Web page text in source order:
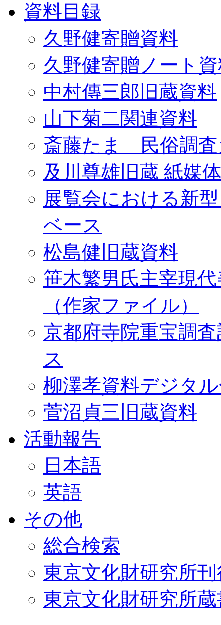
資料目録
久野健寄贈資料
久野健寄贈ノート
中村傳三郎旧蔵資料
山下菊二関連資料
斎藤たま 民俗調査
及川尊雄旧蔵 紙媒
展覧会における新
ベース
松島健旧蔵資料
笹木繁男氏主宰現
（作家ファイル）
京都府寺院重宝調
ス
柳澤孝資料デジタ
菅沼貞三旧蔵資料
活動報告
日本語
英語
その他
総合検索
東京文化財研究所
東京文化財研究所